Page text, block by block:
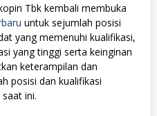
Tbk kembali membuka
untuk sejumlah posisi
yang memenuhi kualifikasi,
yang tinggi serta keinginan
keterampilan dan
posisi dan kualifikasi
ini.